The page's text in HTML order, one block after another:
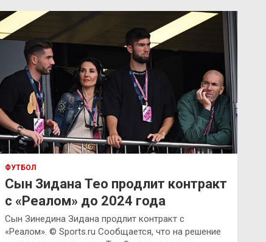
ФУТБОЛ
Сын Зидана Тео продлит контракт
с «Реалом» до 2024 года
Сын Зинедина Зидана продлит контракт с
«Реалом». © Sports.ru Сообщается, что на решение